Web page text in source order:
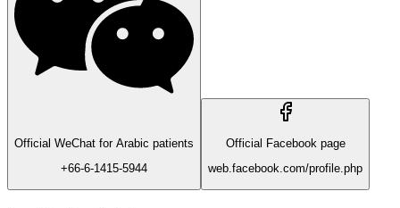
Official WeChat for Arabic patients
+66-6-1415-5944
Official Facebook page
web.facebook.com/profile.php